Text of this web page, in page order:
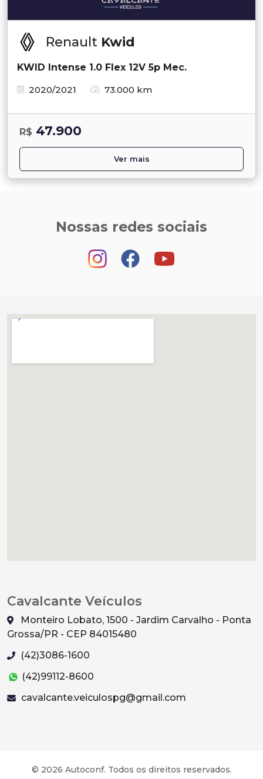
Renault Kwid
KWID Intense 1.0 Flex 12V 5p Mec.
2020/2021
73.000 km
R$ 47.900
Ver mais
Nossas redes sociais
Cavalcante Veículos
Monteiro Lobato, 1500 - Jardim Carvalho - Ponta
Grossa/PR - CEP 84015480
(42)3086-1600
(42)99112-8600
cavalcante.veiculospg@gmail.com
© 2026 Autoconf. Todos os direitos reservados.